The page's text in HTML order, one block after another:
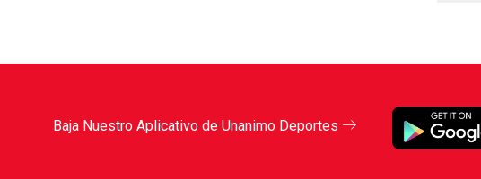
Baja Nuestro Aplicativo de Unanimo Deportes